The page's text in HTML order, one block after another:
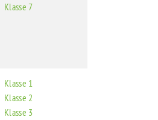
Klasse 7
Klasse 1
Klasse 2
Klasse 3